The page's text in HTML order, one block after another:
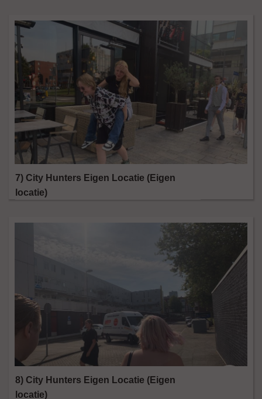
7) City Hunters Eigen Locatie (Eigen
locatie)
8) City Hunters Eigen Locatie (Eigen
locatie)